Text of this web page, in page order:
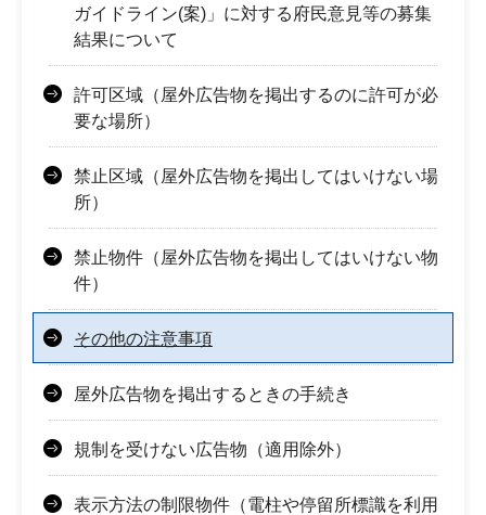
ガイドライン(案)」に対する府民意見等の募集
結果について
許可区域（屋外広告物を掲出するのに許可が必
要な場所）
禁止区域（屋外広告物を掲出してはいけない場
所）
禁止物件（屋外広告物を掲出してはいけない物
件）
その他の注意事項
屋外広告物を掲出するときの手続き
規制を受けない広告物（適用除外）
表示方法の制限物件（電柱や停留所標識を利用